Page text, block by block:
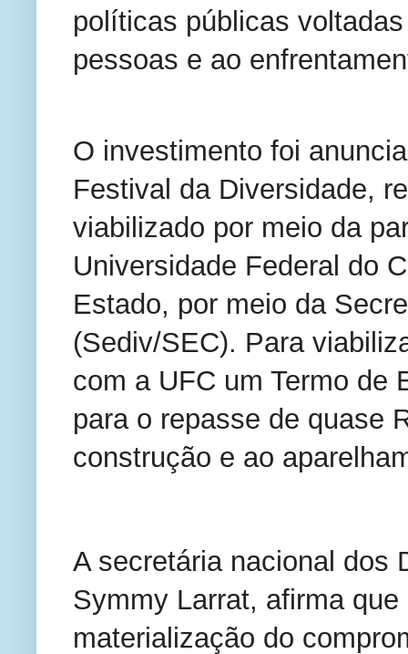
políticas públicas
pessoas e ao
O investimento foi
Festival da Diversidade,
viabilizado por meio da
Universidade Federal do
Estado, por meio da
(Sediv/SEC). Para
com a UFC um Termo de
para o repasse de quase
construção e ao
A secretária nacional dos
Symmy Larrat, afirma
materialização do